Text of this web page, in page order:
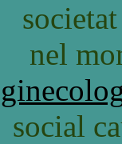
nel
social